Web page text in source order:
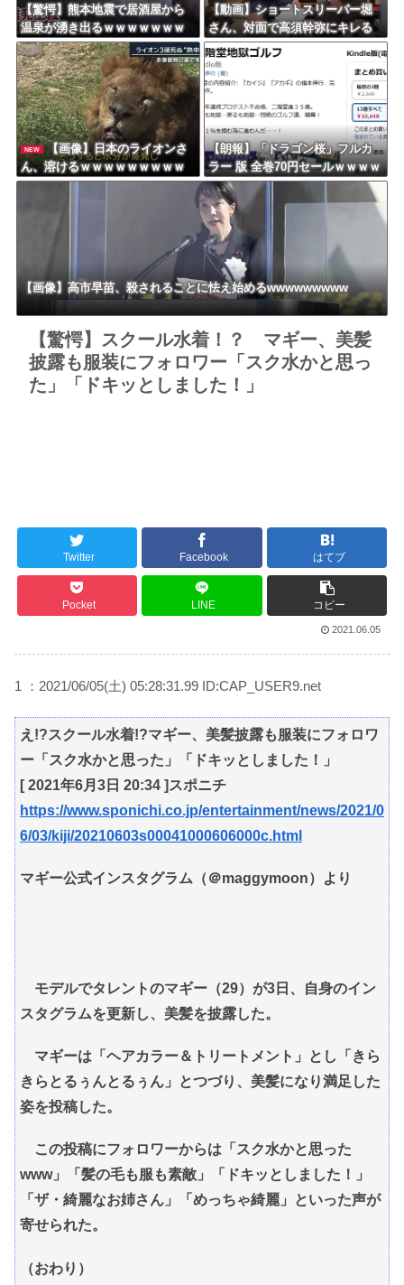
【驚愕】熊本地震で居酒屋から
温泉が湧き出るｗｗｗｗｗｗｗ
ｗｗｗｗｗ
【動画】ショートスリーパー堀
さん、対面で高須幹弥にキレる
ｗｗｗｗｗｗｗｗｗ
NEW
【画像】日本のライオンさ
ん、溶けるｗｗｗｗｗｗｗｗｗ
ｗｗｗｗｗ
【朗報】「ドラゴン桜」フルカ
ラー 版 全巻70円セールｗｗｗｗ
ｗｗｗｗ スポーツ漫画50％ポ
イント還元セール
【画像】高市早苗、殺されることに怯え始めるwwwwwwwww
【驚愕】スクール水着！？ マギー、美髪
披露も服装にフォロワー「スク水かと思っ
た」「ドキッとしました！」
Twitter Facebook はてブ
Pocket LINE コピー
2021.06.05
1 ：2021/06/05(土) 05:28:31.99 ID:CAP_USER9.net
え!?スクール水着!?マギー、美髪披露も服装にフォロワ
ー「スク水かと思った」「ドキッとしました！」
[ 2021年6月3日 20:34 ]スポニチ
https://www.sponichi.co.jp/entertainment/news/2021/0
6/03/kiji/20210603s00041000606000c.html
マギー公式インスタグラム（＠maggymoon）より
モデルでタレントのマギー（29）が3日、自身のイン
スタグラムを更新し、美髪を披露した。
マギーは「ヘアカラー＆トリートメント」とし「きら
きらとるぅんとるぅん」とつづり、美髪になり満足した
姿を投稿した。
この投稿にフォロワーからは「スク水かと思った
www」「髪の毛も服も素敵」「ドキッとしました！」
「ザ・綺麗なお姉さん」「めっちゃ綺麗」といった声が
寄せられた。
（おわり）